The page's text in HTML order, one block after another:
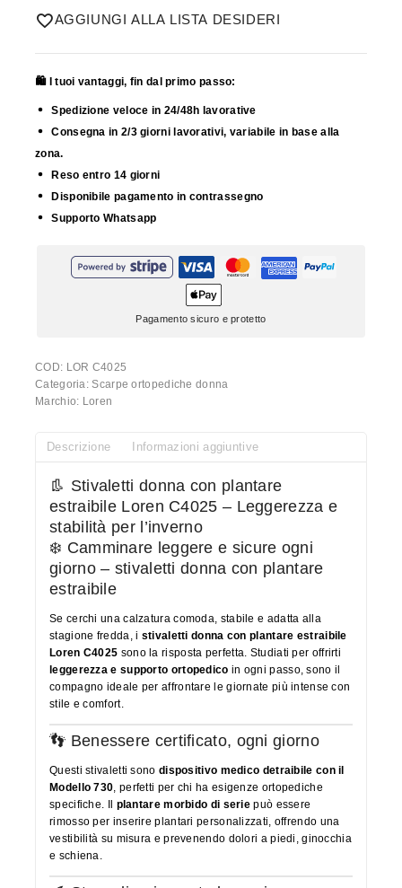
AGGIUNGI ALLA LISTA DESIDERI
🛍️ I tuoi vantaggi, fin dal primo passo:
Spedizione veloce in 24/48h lavorative
Consegna in 2/3 giorni lavorativi, variabile in base alla
zona.
Reso entro 14 giorni
Disponibile pagamento in contrassegno
Supporto Whatsapp
Pagamento sicuro e protetto
COD: LOR C4025
Categoria:Scarpe ortopediche donna
Marchio: Loren
Descrizione Informazioni aggiuntive
👢 Stivaletti donna con plantare
estraibile Loren C4025 – Leggerezza e
stabilità per l’inverno
❄️ Camminare leggere e sicure ogni
giorno – stivaletti donna con plantare
estraibile
Se cerchi una calzatura comoda, stabile e adatta alla
stagione fredda, i stivaletti donna con plantare estraibile
Loren C4025 sono la risposta perfetta. Studiati per offrirti
leggerezza e supporto ortopedico in ogni passo, sono il
compagno ideale per affrontare le giornate più intense con
stile e comfort.
👣 Benessere certificato, ogni giorno
Questi stivaletti sono dispositivo medico detraibile con il
Modello 730 , perfetti per chi ha esigenze ortopediche
specifiche. Il plantare morbido di serie può essere
rimosso per inserire plantari personalizzati, offrendo una
vestibilità su misura e prevenendo dolori a piedi, ginocchia
e schiena.